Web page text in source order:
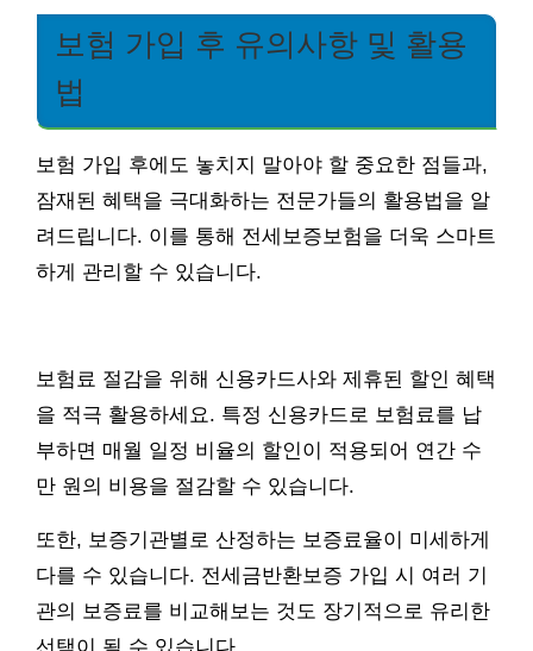
보험 가입 후 유의사항 및 활용
법
보험 가입 후에도 놓치지 말아야 할 중요한 점들과,
잠재된 혜택을 극대화하는 전문가들의 활용법을 알
려드립니다. 이를 통해 전세보증보험을 더욱 스마트
하게 관리할 수 있습니다.
보험료 절감을 위해 신용카드사와 제휴된 할인 혜택
을 적극 활용하세요. 특정 신용카드로 보험료를 납
부하면 매월 일정 비율의 할인이 적용되어 연간 수
만 원의 비용을 절감할 수 있습니다.
또한, 보증기관별로 산정하는 보증료율이 미세하게
다를 수 있습니다. 전세금반환보증 가입 시 여러 기
관의 보증료를 비교해보는 것도 장기적으로 유리한